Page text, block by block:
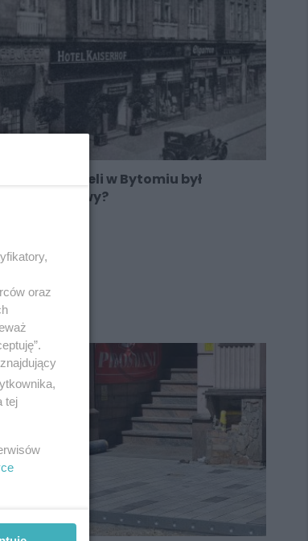
dawnych hoteli w Bytomiu był
luksusowy?
oraz
tej